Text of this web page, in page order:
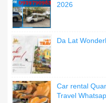
2026
Da Lat
Car rental
Travel